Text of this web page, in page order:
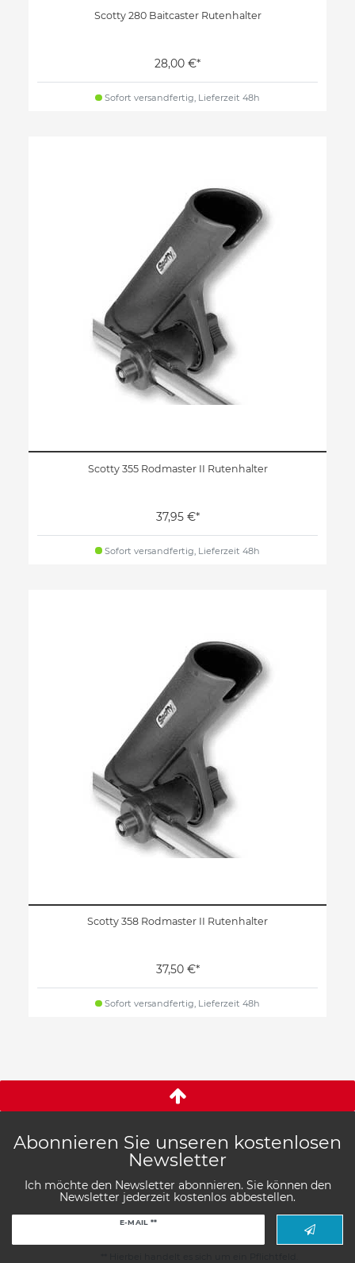
Scotty 280 Baitcaster Rutenhalter
28,00 €*
Sofort versandfertig, Lieferzeit 48h
Scotty 355 Rodmaster II Rutenhalter
37,95 €*
Sofort versandfertig, Lieferzeit 48h
Scotty 358 Rodmaster II Rutenhalter
37,50 €*
Sofort versandfertig, Lieferzeit 48h
Abonnieren Sie unseren kostenlosen
Newsletter
Ich möchte den Newsletter abonnieren. Sie können den
Newsletter jederzeit kostenlos abbestellen.
E-MAIL **